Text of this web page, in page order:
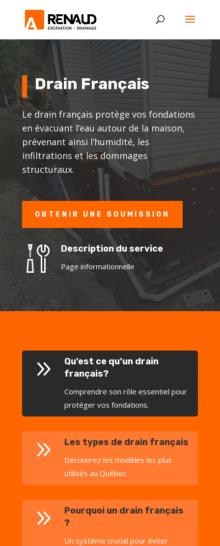
Drain Français
Le drain français protège vos fondations
en évacuant l’eau autour de la maison,
prévenant ainsi l’humidité, les
infiltrations et les dommages
structuraux.
OBTENIR UNE SOUMISSION
Description du service
Page informationnelle
9
Qu’est ce qu’un drain
français?
Comprendre son rôle essentiel pour
protéger vos fondations.
9 Les types de drain français
Découvrez les modèles les plus
utilisés au Québec.
9
Pourquoi un drain français
?
Un système crucial pour éviter